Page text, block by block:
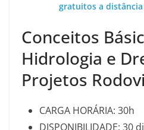
gratuitos a
Conceitos
Hidrologia e
Projetos
CARGA HORÁRIA: 30h
DISPONIBILIDADE: 30